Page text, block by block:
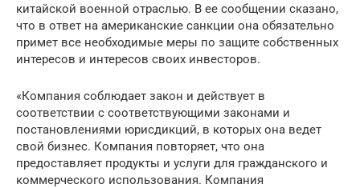
китайской военной отраслью. В ее сообщении сказано,
что в ответ на американские санкции она обязательно
примет все необходимые меры по защите собственных
интересов и интересов своих инвесторов.
«Компания соблюдает закон и действует в
соответствии с соответствующими законами и
постановлениями юрисдикций, в которых она ведет
свой бизнес. Компания повторяет, что она
предоставляет продукты и услуги для гражданского и
коммерческого использования. Компания